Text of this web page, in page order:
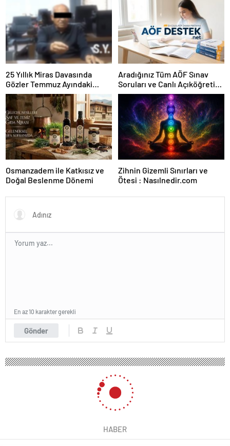
25 Yıllık Miras Davasında
Gözler Temmuz Ayındaki
Karar Duruşmasına Çevrildi
Aradığınız Tüm AÖF Sınav
Soruları ve Canlı Açıköğretim
Forumu Burada
Osmanzadem ile Katkısız ve
Doğal Beslenme Dönemi
Zihnin Gizemli Sınırları ve
Ötesi : Nasılnedir.com
Gönder
En az 10 karakter gerekli
HABER